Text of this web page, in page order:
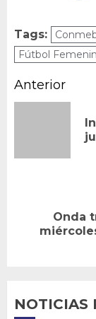
Tags:
Fútbol
Anterior
Siguiente
entrada:
Onda
NOTICIAS